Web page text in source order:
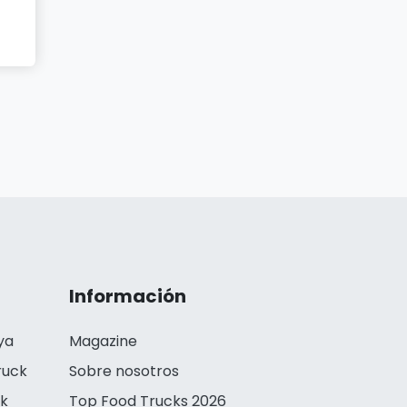
Información
Magazine
Sobre nosotros
Top Food Trucks 2026